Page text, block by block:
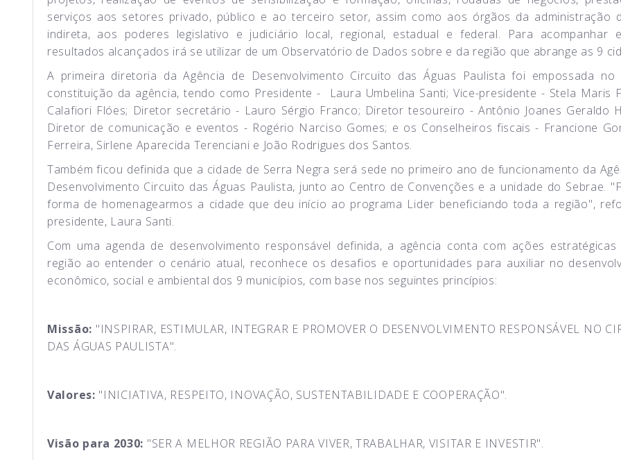
serviços aos setores privado, público e ao terceiro setor, assim como aos órgãos da administração
indireta, aos poderes legislativo e judiciário local, regional, estadual e federal. Para acompanhar
resultados alcançados irá se utilizar de um Observatório de Dados sobre e da região que abrange as 9
A primeira diretoria da Agência de Desenvolvimento Circuito das Águas Paulista foi empossada
constituição da agência, tendo como Presidente - Laura Umbelina Santi; Vice-presidente - Stela Maris
Calafiori Flóes; Diretor secretário - Lauro Sérgio Franco; Diretor tesoureiro - Antônio Joanes Geraldo
Diretor de comunicação e eventos - Rogério Narciso Gomes; e os Conselheiros fiscais - Francione
Ferreira, Sirlene Aparecida Terenciani e João Rodrigues dos Santos.
Também ficou definida que a cidade de Serra Negra será sede no primeiro ano de funcionamento da
Desenvolvimento Circuito das Águas Paulista, junto ao Centro de Convenções e a unidade do Sebrae.
forma de homenagearmos a cidade que deu início ao programa Lider beneficiando toda a região",
presidente, Laura Santi.
Com uma agenda de desenvolvimento responsável definida, a agência conta com ações
região ao entender o cenário atual, reconhece os desafios e oportunidades para auxiliar no
econômico, social e ambiental dos 9 municípios, com base nos seguintes princípios:
Missão: "INSPIRAR, ESTIMULAR, INTEGRAR E PROMOVER O DESENVOLVIMENTO RESPONSÁVEL NO
DAS ÁGUAS PAULISTA".
Valores: "INICIATIVA, RESPEITO, INOVAÇÃO, SUSTENTABILIDADE E COOPERAÇÃO".
Visão para 2030: "SER A MELHOR REGIÃO PARA VIVER, TRABALHAR, VISITAR E INVESTIR".